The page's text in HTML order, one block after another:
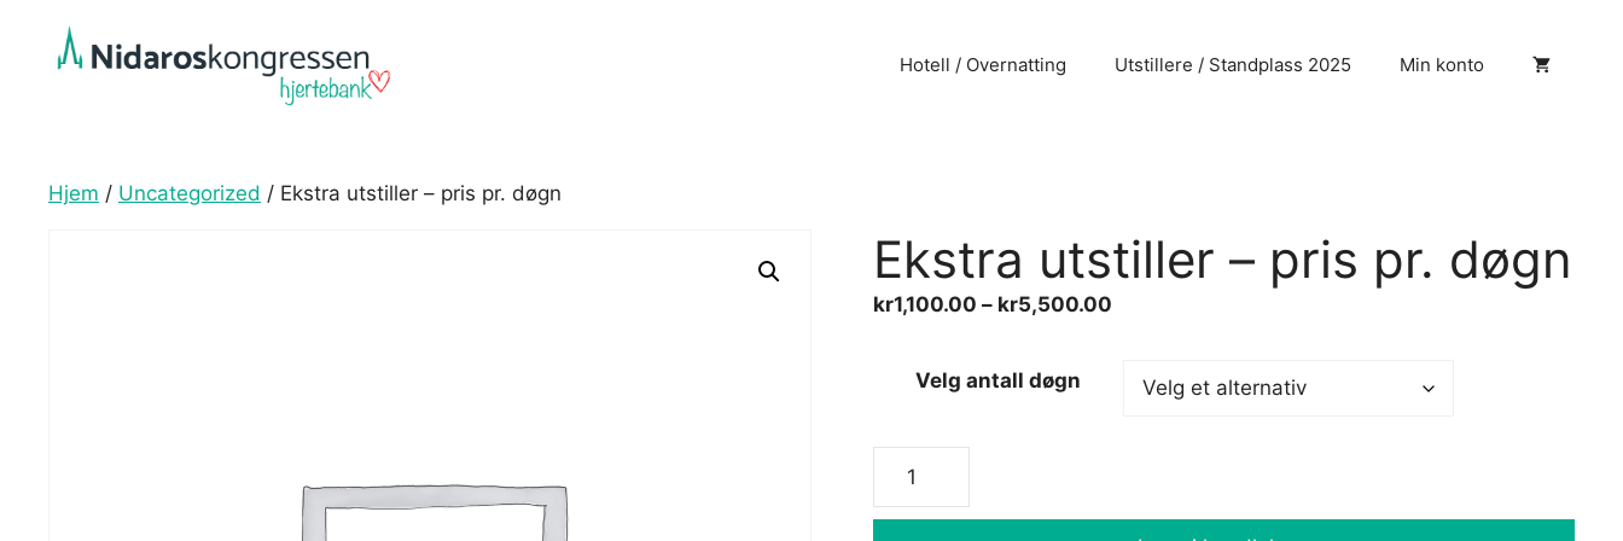
innhold
Hotell / Overnatting Utstillere / Standplass 2025 Min konto
Hjem / Uncategorized / Ekstra utstiller – pris pr. døgn
Ekstra utstiller – pris pr. døgn
kr1,100.00 – kr5,500.00Prisområde:
kr5,500.00
Velg antall døgn
utstiller
-